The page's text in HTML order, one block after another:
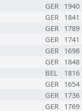
GER 1940
GER 1841
GER 1789
GER 1741
GER 1698
GER 1848
BEL 1816
GER 1654
GER 1736
GER 1769